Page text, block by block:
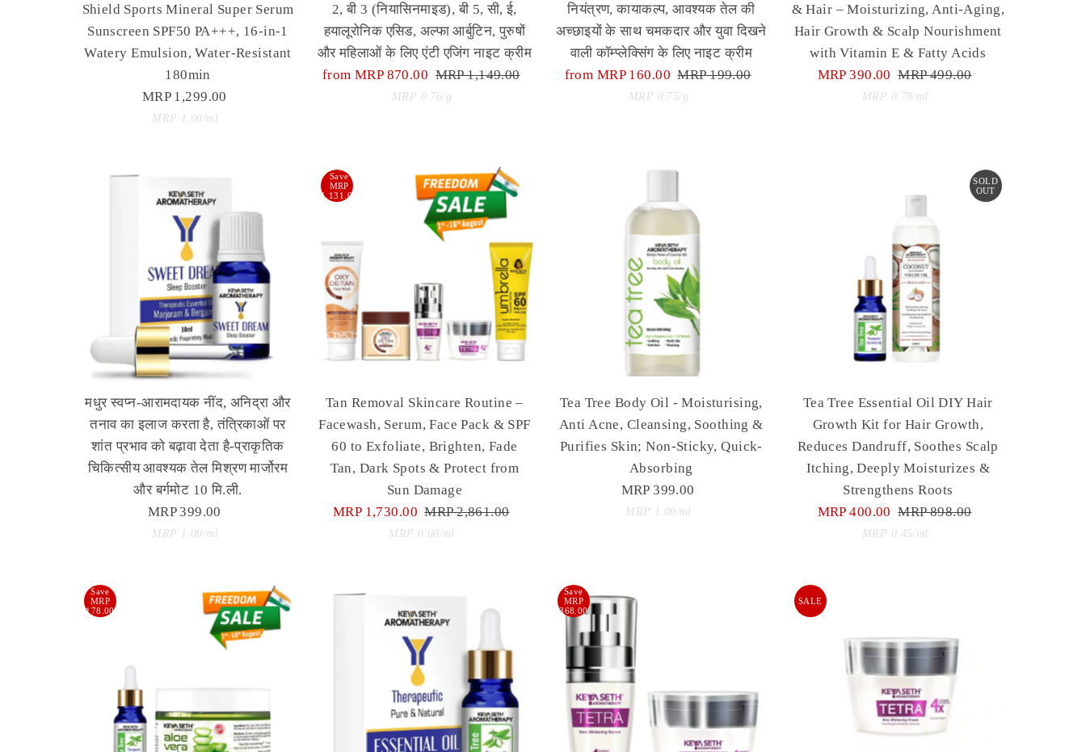
Shield Sports Mineral Super Serum
Sunscreen SPF50 PA+++, 16-in-1
Watery Emulsion, Water-Resistant
180min
Regular
Price
MRP 1,299.00
Unit
MRP 1.00/ per
ml
2, बी 3 (नियासिनमाइड), बी 5, सी, ई,
हयालूरोनिक एसिड, अल्फा आर्बुटिन, पुरुषों
और महिलाओं के लिए एंटी एजिंग नाइट क्रीम
Sale
from MRP 870.00 Regular
Price
MRP 1,149.00
Unit
MRP 0.76/ per
g
नियंत्रण, कायाकल्प, आवश्यक तेल की
अच्छाइयों के साथ चमकदार और युवा दिखने
वाली कॉम्प्लेक्सिंग के लिए नाइट क्रीम
Sale
from MRP 160.00 Regular
Price
MRP 199.00
Unit
MRP 0.75/ per
g
& Hair – Moisturizing, Anti-Aging,
Hair Growth & Scalp Nourishment
with Vitamin E & Fatty Acids
Sale
MRP 390.00 Regular
Price
MRP 499.00
Unit
MRP 0.78/ per
ml
मधुर स्वप्न-आरामदायक नींद, अनिद्रा और
तनाव का इलाज करता है, तंत्रिकाओं पर
शांत प्रभाव को बढ़ावा देता है-प्राकृतिक
चिकित्सीय आवश्यक तेल मिश्रण मार्जोरम
और बर्गमोट 10 मि.ली.
Regular
Price
MRP 399.00
Unit
MRP 1.00/ per
ml
Save
MRP
1,131.00
Tan Removal Skincare Routine –
Facewash, Serum, Face Pack & SPF
60 to Exfoliate, Brighten, Fade
Tan, Dark Spots & Protect from
Sun Damage
Sale
MRP 1,730.00 Regular
Price
MRP 2,861.00
Unit
MRP 0.60/ per
ml
Tea Tree Body Oil - Moisturising,
Anti Acne, Cleansing, Soothing &
Purifies Skin; Non-Sticky, Quick-
Absorbing
Regular
Price
MRP 399.00
Unit
MRP 1.00/ per
ml
SOLD
OUT
Tea Tree Essential Oil DIY Hair
Growth Kit for Hair Growth,
Reduces Dandruff, Soothes Scalp
Itching, Deeply Moisturizes &
Strengthens Roots
Sale
MRP 400.00 Regular
Price
MRP 898.00
Unit
MRP 0.45/ per
ml
Save
MRP
178.00
Save
MRP
368.00
SALE